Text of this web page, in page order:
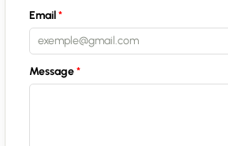
Email
Message